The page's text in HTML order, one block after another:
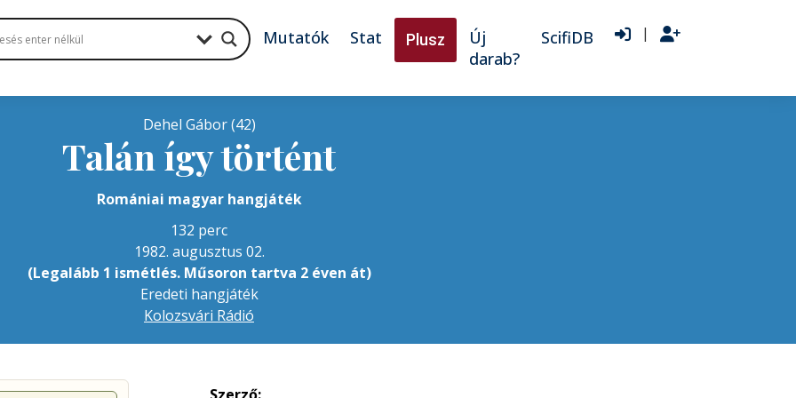
Mutatók Stat Plusz
Új
darab?
ScifiDB |
Dehel Gábor (42)
Talán így történt
Romániai magyar hangjáték
132 perc
1982. augusztus 02.
(Legalább 1 ismétlés. Műsoron tartva 2 éven át)
Eredeti hangjáték
Kolozsvári Rádió